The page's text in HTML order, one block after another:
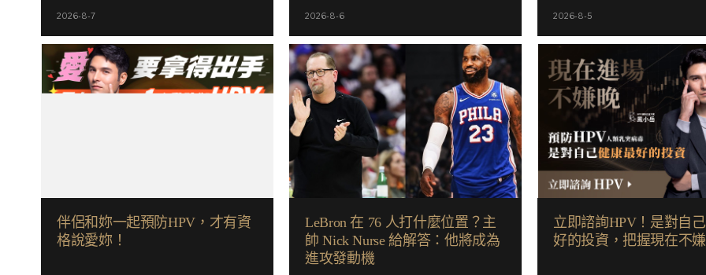
2026-8-7 2026-8-6 2026-8-5
伴侶和妳一起預防HPV，才有資
格說愛妳！
LeBron 在 76 人打什麼位置？主
帥 Nick Nurse 給解答：他將成為
進攻發動機
立即諮詢HPV！是對自
好的投資，把握現在不嫌